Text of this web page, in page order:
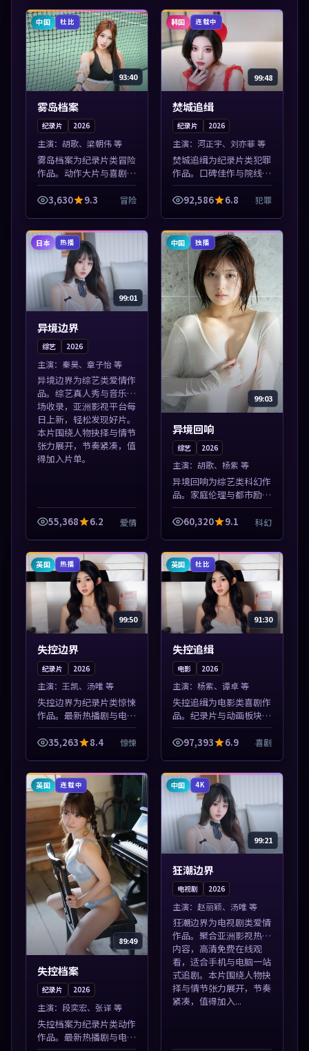
凑，值得加入片单...
中国 杜比
93:40
雾岛档案
纪录片 2026
主演： 胡歌、梁朝伟 等
雾岛档案为纪录片类冒险
作品。动作大片与喜剧短
片搭配推荐，亚洲影视高
清站，流畅不卡顿。本片
入片单。
3,630 9.3 冒险
韩国 连载中
99:48
焚城追缉
纪录片 2026
主演： 河正宇、刘亦菲 等
焚城追缉为纪录片类犯罪
作品。口碑佳作与院线热
映精选，高清免费在线资
源，多端适配随时观看。
得加入片单。
92,586 6.8 犯罪
日本 热播
99:01
异境边界
综艺 2026
主演： 秦昊、章子怡 等
异境边界为综艺类爱情作
品。综艺真人秀与音乐现
场收录，亚洲影视平台每
日上新，轻松发现好片。
本片围绕人物抉择与情节
张力展开，节奏紧凑，值
得加入片单。
55,368 6.2 爱情
中国 独播
99:03
异境回响
综艺 2026
主演： 胡歌、杨紫 等
异境回响为综艺类科幻作
品。家庭伦理与都市励志
题材丰富，高清免费在线
播放，适合全年龄段观
凑，值得加入片单...
60,320 9.1 科幻
英国 热播
99:50
失控边界
纪录片 2026
主演： 王凯、汤唯 等
失控边界为纪录片类惊悚
作品。最新热播剧与电影
片单推荐，高清画质流畅
播放，每日更新不错过精
紧凑，值得加...
35,263 8.4 惊悚
英国 杜比
91:30
失控追缉
电影 2026
主演： 杨紫、谭卓 等
失控追缉为电影类喜剧作
品。纪录片与动画板块同
步更新，亚洲影视一站式
导览，支持关键词检索片
凑，值得加入片...
97,393 6.9 喜剧
英国 连载中
89:49
失控档案
纪录片 2026
主演： 段奕宏、张译 等
失控档案为纪录片类动作
作品。最新热播剧与电影
中国 4K
99:21
狂潮边界
电视剧 2026
主演： 赵丽颖、汤唯 等
狂潮边界为电视剧类爱情
作品。聚合亚洲影视热播
内容，高清免费在线观
看，适合手机与电脑一站
式追剧。本片围绕人物抉
择与情节张力展开，节奏
紧凑，值得加入...